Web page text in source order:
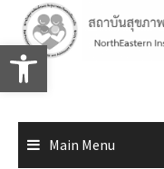
Open toolbar
content
Main Menu